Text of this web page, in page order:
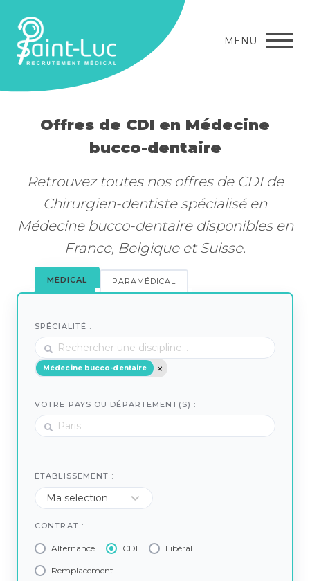
MENU
Offres de CDI en Médecine
bucco-dentaire
Retrouvez toutes nos offres de CDI de
Chirurgien-dentiste spécialisé en
Médecine bucco-dentaire disponibles en
France, Belgique et Suisse.
MÉDICAL PARAMÉDICAL
SPÉCIALITÉ :
Médecine bucco-dentaire
VOTRE PAYS OU DÉPARTEMENT(S) :
ÉTABLISSEMENT :
CONTRAT :
Alternance CDI Libéral
Remplacement